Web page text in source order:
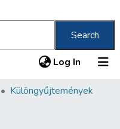
Search
Log In (current)
Különgyűjtemények